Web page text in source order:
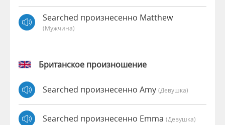
Searched произнесенно Matthew
(мужчина)
Британское произношение
Searched произнесенно Amy (девушка)
Searched произнесенно Emma (девушка)